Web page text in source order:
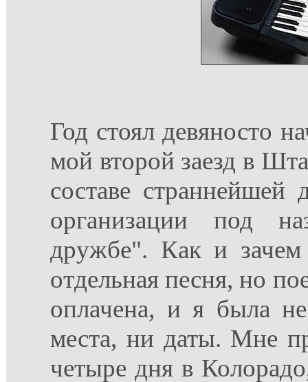
Год стоял девяносто
мой второй заезд в
составе страннейшей
организации под
дружбе". Как и зачем
отдельная песня, но
оплачена, и я была
местa, ни даты. Мне
четыре дня в